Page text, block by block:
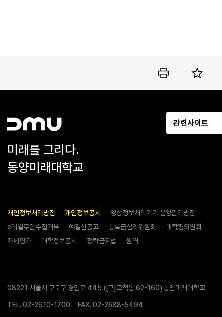
미래를 그리다.
동양미래대학교
관련사이트
개인정보처리방침 개인정보공시
영상정보처리기기 운영관리방침
e메일무단수집거부
예결산공고 등록금심의위원회
대학평의원회
자체평가
대학정보공시 청탁금지법 원격
08221 서울시 구로구 경인로 445 ([구]고척동 62-160) 동양미래대학교
TEL. 02-2610-1700 FAX. 02-2688-5494